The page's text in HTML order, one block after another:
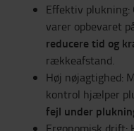
Effektiv plukning:
varer opbevaret
reducere tid og
rækkeafstand.
Høj nøjagtighed:
kontrol hjælper
fejl under